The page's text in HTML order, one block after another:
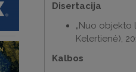
Disertacija
„Nuo objekto
Kelertienė),
Kalbos